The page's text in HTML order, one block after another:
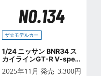
NO.134
ザ☆モデルカー
1/24 ニッサン BNR34 ス
カイラインGT-R V-spec
Ⅱ Nur. '02
2025年11月 発売 3,300円